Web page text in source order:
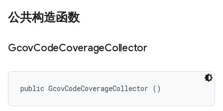
公共构造函数
GcovCodeCoverageCollector
public GcovCodeCoverageCollector ()